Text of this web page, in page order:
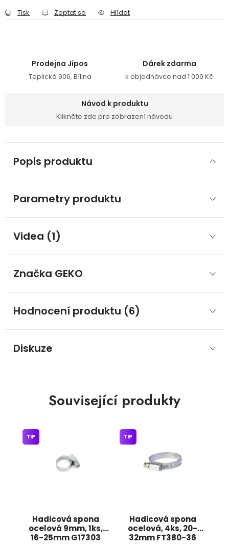
Tisk Zeptat se Hlídat
Prodejna Jipos
Teplická 906, Bílina
Dárek zdarma
k objednávce nad 1 000 Kč
Návod k produktu
Klikněte zde pro zobrazení návodu
Popis produktu
Parametry produktu
Videa (1)
Značka GEKO
Hodnocení produktu (6)
Diskuze
Související produkty
Hadicová spona
ocelová 9mm, 1ks,
16-25mm G17303
TIP
Hadicová spona
ocelová, 4ks, 20-
32mm FT380-36
TIP